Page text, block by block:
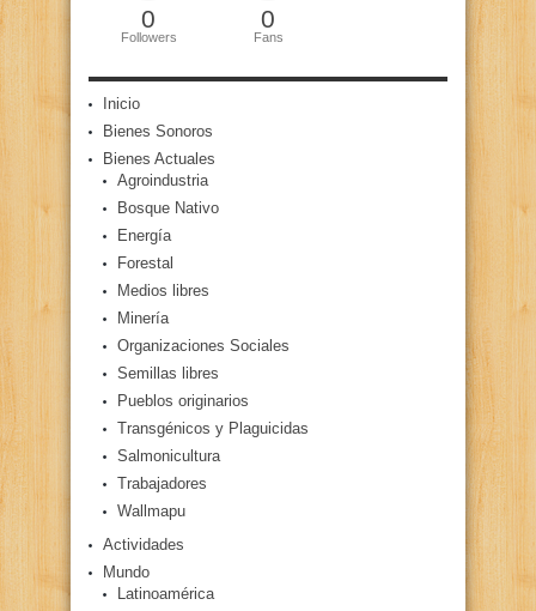
0
Followers
0
Fans
Inicio
Bienes Sonoros
Bienes Actuales
Agroindustria
Bosque Nativo
Energía
Forestal
Medios libres
Minería
Organizaciones Sociales
Semillas libres
Pueblos originarios
Transgénicos y Plaguicidas
Salmonicultura
Trabajadores
Wallmapu
Actividades
Mundo
Latinoamérica